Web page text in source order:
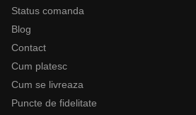
Status comanda
Blog
Contact
Cum platesc
Cum se livreaza
Puncte de fidelitate